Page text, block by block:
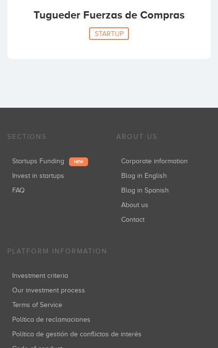
Tugueder Fuerzas de Compras
STARTUP
SECTIONS
Startups Funding NEW
Invest in startups
FAQ
ABOUT US
Corporate information
Blog in English
Blog in Spanish
About us
Contact
PLATFORM INFORMATION
Investment criteria
Our investment process
Terms of Service
Política de reclamaciones
Política de gestión de conflictos de interés